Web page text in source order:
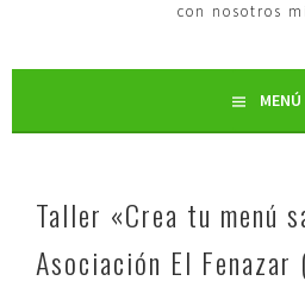
con nosotros
MENÚ
Taller «Crea tu menú
Asociación El Fenazar